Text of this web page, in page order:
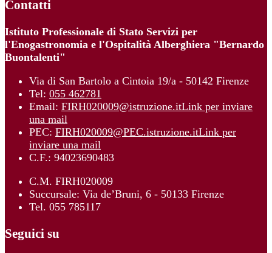
Contatti
Istituto Professionale di Stato Servizi per
l'Enogastronomia e l'Ospitalità Alberghiera "Bernardo
Buontalenti"
Via di San Bartolo a Cintoia 19/a - 50142 Firenze
Tel: 055 462781
Email: FIRH020009@istruzione.itLink per inviare
una mail
PEC: FIRH020009@PEC.istruzione.itLink per
inviare una mail
C.F.: 94023690483
C.M. FIRH020009
Succursale: Via de’Bruni, 6 - 50133 Firenze
Tel. 055 785117
Seguici su